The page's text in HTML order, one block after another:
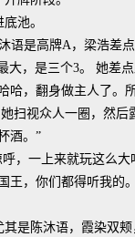
池。
是高牌A，梁浩差点
大，是三个3。 她差点
，翻身做主人了。
扫视众人一圈，然后
酒。”
一上来就玩这么大
，你们都得听我的
陈沐语，霞染双颊